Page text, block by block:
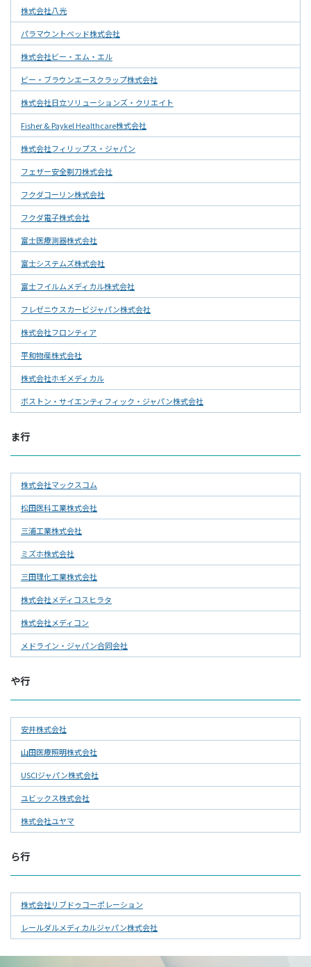
株式会社八光
パラマウントベッド株式会社
株式会社ビー・エム・エル
ビー・ブラウンエースクラップ株式会社
株式会社日立ソリューションズ・クリエイト
Fisher & Paykel Healthcare株式会社
株式会社フィリップス・ジャパン
フェザー安全剃刀株式会社
フクダコーリン株式会社
フクダ電子株式会社
富士医療測器株式会社
富士システムズ株式会社
富士フイルムメディカル株式会社
フレゼニウスカービジャパン株式会社
株式会社フロンティア
平和物産株式会社
株式会社ホギメディカル
ボストン・サイエンティフィック・ジャパン株式会社
ま行
株式会社マックスコム
松田医科工業株式会社
三浦工業株式会社
ミズホ株式会社
三田理化工業株式会社
株式会社メディコスヒラタ
株式会社メディコン
メドライン・ジャパン合同会社
や行
安井株式会社
山田医療照明株式会社
USCIジャパン株式会社
ユビックス株式会社
株式会社ユヤマ
ら行
株式会社リブドゥコーポレーション
レールダルメディカルジャパン株式会社